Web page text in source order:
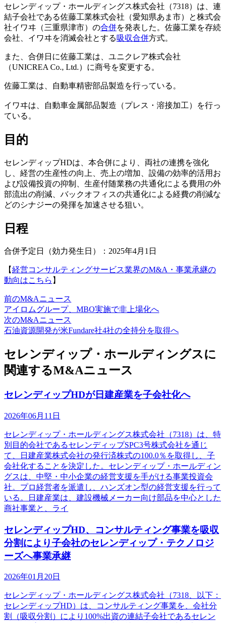
セレンディップ・ホールディングス株式会社（7318）は、連
結子会社である佐藤工業株式会社（愛知県あま市）と株式会
社イワヰ（三重県津市）の合併を発表した。佐藤工業を存続
会社、イワヰを消滅会社とする吸収合併方式。
また、合併日に佐藤工業は、ユニクレア株式会社
（UNICREA Co., Ltd.）に商号を変更する。
佐藤工業は、自動車精密部品製造を行っている。
イワヰは、自動車金属部品製造（プレス・溶接加工）を行っ
ている。
目的
セレンディップHDは、本合併により、両社の連携を強化
し、経営の生産性の向上、売上の増加、設備の効率的活用お
よび設備投資の抑制、生産付随業務の共通化による費用の外
部流出の削減、バックオフィスの共通化による経費の削減な
どのシナジーの発揮を加速させる狙い。
日程
合併予定日（効力発生日）：2025年4月1日
【経営コンサルティングサービス業界のM&A・事業承継の
動向はこちら 】
前のM&Aニュース
アイロムグループ、MBO実施で非上場化へ
次のM&Aニュース
石油資源開発が米Fundare社4社の全持分を取得へ
セレンディップ・ホールディングスに
関連するM&Aニュース
セレンディップHDが日建産業を子会社化へ
2026年06月11日
セレンディップ・ホールディングス株式会社（7318）は、特
別目的会社であるセレンディップSPC3号株式会社を通じ
て、日建産業株式会社の発行済株式の100.0％を取得し、子
会社化することを決定した。セレンディップ・ホールディン
グスは、中堅・中小企業の経営支援を手がける事業投資会
社。プロ経営者を派遣し、ハンズオン型の経営支援を行って
いる。日建産業は、建設機械メーカー向け部品を中心とした
商社事業と、ライ
セレンディップHD、コンサルティング事業を吸収
分割により子会社のセレンディップ・テクノロジ
ーズへ事業承継
2026年01月20日
セレンディップ・ホールディングス株式会社（7318、以下：
セレンディップHD）は、コンサルティング事業を、会社分
割（吸収分割）により100%出資の連結子会社であるセレン